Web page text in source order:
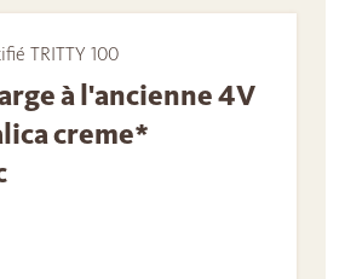
TRITTY 100
à l'ancienne 4V
creme*